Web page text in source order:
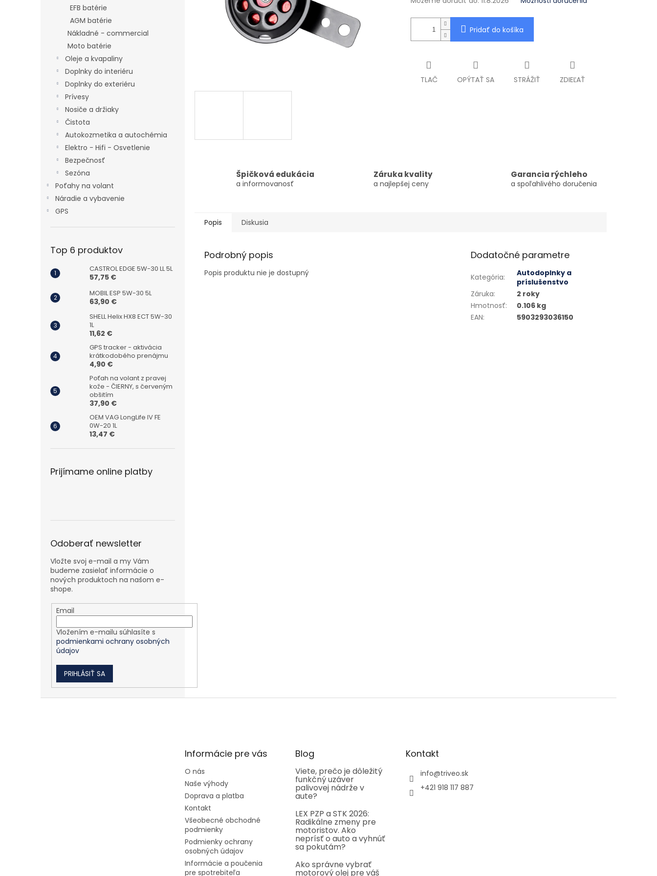
EFB batérie
AGM batérie
Nákladné - commercial
Moto batérie
Oleje a kvapaliny
Doplnky do interiéru
Doplnky do exteriéru
Prívesy
Nosiče a držiaky
Čistota
Autokozmetika a autochémia
Elektro - Hifi - Osvetlenie
Bezpečnosť
Sezóna
Poťahy na volant
Náradie a vybavenie
GPS
Top 6 produktov
CASTROL EDGE 5W-30 LL 5L
57,75 €
MOBIL ESP 5W-30 5L
63,90 €
SHELL Helix HX8 ECT 5W-30
1L
11,62 €
GPS tracker - aktivácia
krátkodobého prenájmu
4,90 €
Poťah na volant z pravej
kože - ČIERNY, s červeným
obšitím
37,90 €
OEM VAG LongLife IV FE
0W-20 1L
13,47 €
Prijímame online platby
Odoberať newsletter
Vložte svoj e-mail a my Vám
budeme zasielať informácie o
nových produktoch na našom e-
shope.
Email
Vložením e-mailu súhlasíte s
podmienkami ochrany osobných
údajov
PRIHLÁSIŤ SA
Pridať do košíka
TLAČ OPÝTAŤ SA STRÁŽIŤ ZDIEĽAŤ
Špičková edukácia
a informovanosť
Záruka kvality
a najlepšej ceny
Garancia rýchleho
a spoľahlivého doručenia
Popis Diskusia
Podrobný popis
Popis produktu nie je dostupný
Dodatočné parametre
Kategória:
Autodoplnky a
príslušenstvo
Záruka:
2 roky
Hmotnosť:
0.106 kg
EAN: 5903293036150
Informácie pre vás
O nás
Naše výhody
Doprava a platba
Kontakt
Všeobecné obchodné
podmienky
Podmienky ochrany
osobných údajov
Informácie a poučenia
pre spotrebiteľa
Blog
Viete, prečo je dôležitý
funkčný uzáver
palivovej nádrže v
aute?
LEX PZP a STK 2026:
Radikálne zmeny pre
motoristov. Ako
neprísť o auto a vyhnúť
sa pokutám?
Ako správne vybrať
motorový olej pre váš
Kontakt
info@triveo.sk
+421 918 117 887